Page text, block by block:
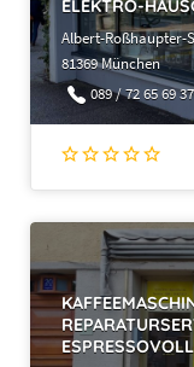
ELEKTRO-
Albert-Roßhaupter-
81369 München
089 / 72 65 69 37